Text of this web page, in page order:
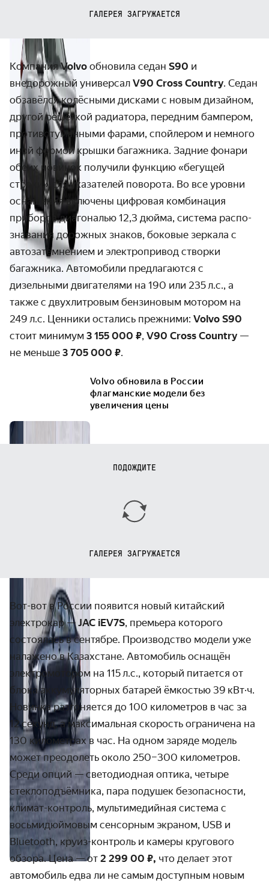
ГАЛЕРЕЯ ЗАГРУЖАЕТСЯ
КомпанияVolvo обновила седан S90 и
внедорожный универсал V90 Cross Country. Седан
обзавёлся колёсными дисками с новым дизайном,
другой решёткой радиатора, передним бампером,
противо­­туманными фарами, спойлером и немного
иной формой крышки багажника. Задние фонари
обеих новинок получили функцию «бегущей
строки» для указателей поворота. Во все уровни
оснащения включены цифровая комби­нация
приборов диагональю 12,3 дюйма, система распо­­
знавания дорожных знаков, боковые зеркала с
авто­затем­­нением и электро­­привод створки
багажника. Авто­мобили пред­лагаются с
дизельными двига­телями на 190 или 235 л.с., а
также с двух­литровым бензиновым мотором на
249 л.с. Ценники остались прежними: Volvo S90
стоит минимум 3 155 000 ₽, V90 Cross Country —
не меньше 3 705 000 ₽.
Volvo обновила в России
флагманские модели без
увеличения цены
ПОДОЖДИТЕ
ГАЛЕРЕЯ ЗАГРУЖАЕТСЯ
Вот-вот в России появится новый китайский
электрокар —JAC iEV7S, премьера которого
состоялась в сентябре. Производ­ство модели уже
налажено в Казах­стане. Автомобиль оснащён
электро­мотором на 115 л.с., который питается от
блока аккуму­ляторных батарей ёмкостью 39 кВт·ч.
Новинка разгоняется до 100 кило­метров в час за
12 секунд, а максимальная скорость ограни­чена на
130 кило­метрах в час. На одном заряде модель
может преодолеть около 250–300 кило­метров.
Среди опций — свето­диодная оптика, четыре
стекло­­подъёмника, пара подушек безопас­­ности,
климат-контроль, мульти­медийная система с
восьми­­дюймовым сенсорным экраном, USB и
Bluetooth, круиз-контроль и камеры кругового
обзора. Цена — от 2 299 00 ₽, что делает этот
авто­мобиль едва ли не самым доступным новым